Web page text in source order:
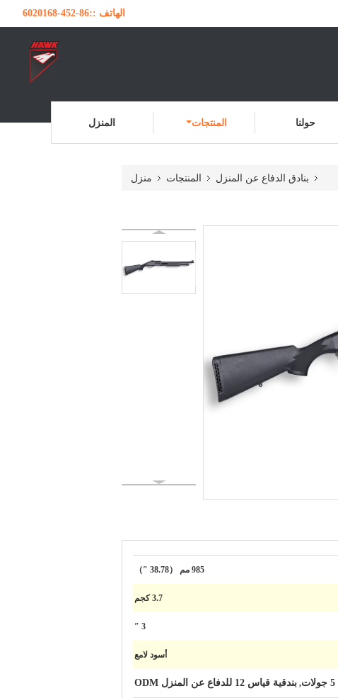
الهاتف ::86-452-6020168
المنزل المنتجات حولنا
منزل المنتجات بنادق الدفاع عن المنزل
985 مم （38.78 ″）
3.7 كجم
3 ″
أسود لامع
, بندقية قياس 12 للدفاع عن المنزل ODM